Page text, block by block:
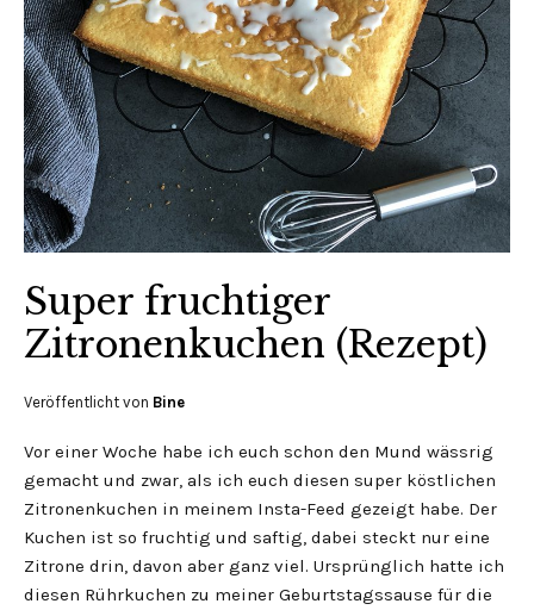
Super fruchtiger
Zitronenkuchen (Rezept)
Veröffentlicht von Bine
Vor einer Woche habe ich euch schon den Mund wässrig
gemacht und zwar, als ich euch diesen super köstlichen
Zitronenkuchen in meinem Insta-Feed gezeigt habe. Der
Kuchen ist so fruchtig und saftig, dabei steckt nur eine
Zitrone drin, davon aber ganz viel. Ursprünglich hatte ich
diesen Rührkuchen zu meiner Geburtstagssause für die